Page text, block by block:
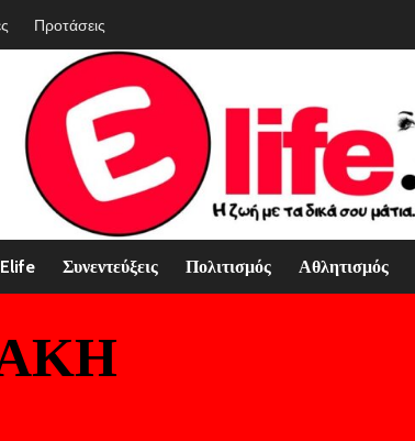
Προτάσεις
Elife Συνεντεύξεις Πολιτισμός Αθλητισμός